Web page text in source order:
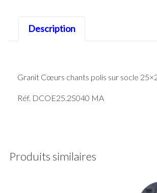
Description
Granit Cœurs chants polis sur socle
Réf. DCOE25.2S040 MA
Produits similaires